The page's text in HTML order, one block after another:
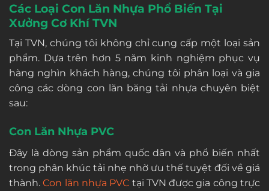
Các Loại Con Lăn Nhựa Phổ Biến Tại
Xưởng Cơ Khí TVN
Tại TVN, chúng tôi không chỉ cung cấp một loại sản
phẩm. Dựa trên hơn 5 năm kinh nghiệm phục vụ
hàng nghìn khách hàng, chúng tôi phân loại và gia
công các dòng con lăn băng tải nhựa chuyên biệt
sau:
Con Lăn Nhựa PVC
Đây là dòng sản phẩm quốc dân và phổ biến nhất
trong phân khúc tải nhẹ nhờ ưu thế tuyệt đối về giá
thành.Con lăn nhựa PVC tại TVN được gia công trực